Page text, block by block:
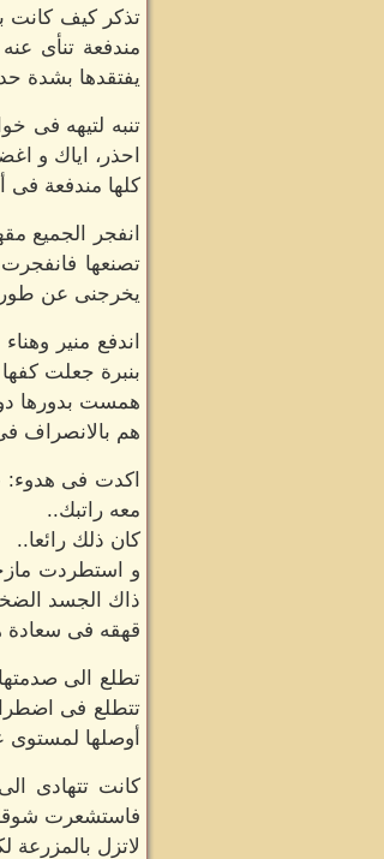
تذكر كيف كانت
مندفعة تنأى
يفتقدها بشدة
تنبه لتيهه فى
احذر، اياك و
كلها مندفعة فى
انفجر الجميع
تصنعها
يخرجنى عن
اندفع منير
بنبرة جعلت
همست بدورها
هم بالانصراف
اكدت فى هدوء:
معه راتبك..
كان ذلك رائعا..
و استطردت
ذاك الجسد
قهقه فى سعادة
تطلع الى
تتطلع فى
أوصلها لمستوى
كانت تتهادى
فاستشعرت شوقا
لاتزل بالمزرعة